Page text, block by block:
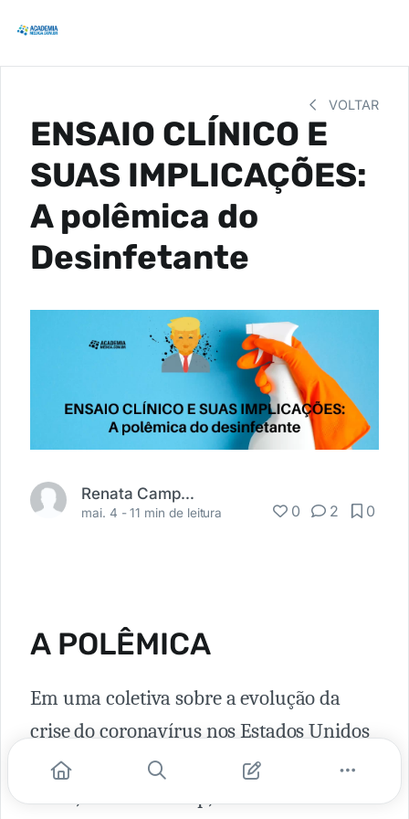
VOLTAR
ENSAIO CLÍNICO E
SUAS IMPLICAÇÕES:
A polêmica do
Desinfetante
Renata Campos Cadidé
mai. 4 -11 min de leitura 0 2 0
A POLÊMICA
Em uma coletiva sobre a evolução da
crise do coronavírus nos Estados Unidos
(EUA), feita na tarde do dia 23 de abril de